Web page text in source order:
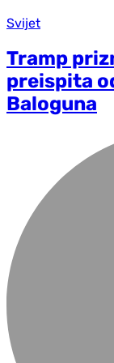
Svijet
Tramp
preispita
Baloguna